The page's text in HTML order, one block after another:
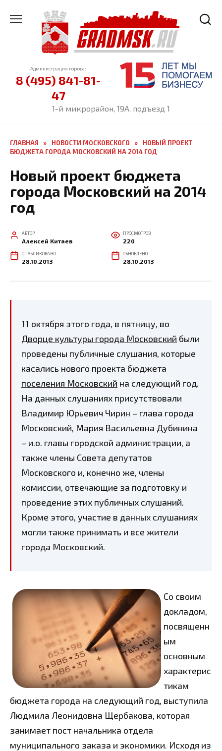
содержанию
Администрация города:
8 (495) 841-81-
47
1-й микрорайон, 19А, подъезд 1
ГЛАВНАЯ » НОВОСТИ МОСКОВСКОГО »
НОВЫЙ ПРОЕКТ
БЮДЖЕТА ГОРОДА МОСКОВСКИЙ НА 2014 ГОД
Новый проект бюджета
города Московский на 2014
год
АВТОР
Алексей Китаев
ПРОСМОТРОВ
220
ОПУБЛИКОВАНО
28.10.2013
ОБНОВЛЕНО
28.10.2013
11 октября этого года, в пятницу, во
Дворце культуры города Московский были
проведены публичные слушания, которые
касались нового проекта бюджета
поселения Московский на следующий год.
На данных слушаниях присутствовали
Владимир Юрьевич Чирин – глава города
Московский, Мария Васильевна Дубинина
– и.о. главы городской администрации, а
также члены Совета депутатов
Московского и, конечно же, члены
комиссии, отвечающие за подготовку и
проведение этих публичных слушаний.
Кроме этого, участие в данных слушаниях
могли также принимать и все жители
города Московский.
Со своим
докладом,
посвященн
ым
основным
характерис
тикам
бюджета города на следующий год, выступила
Людмила Леонидовна Щербакова, которая
занимает пост начальника отдела
муниципального заказа и экономики. Исходя из